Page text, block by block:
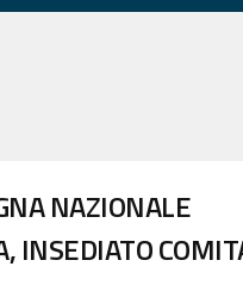
NAZIONALE
INSEDIATO